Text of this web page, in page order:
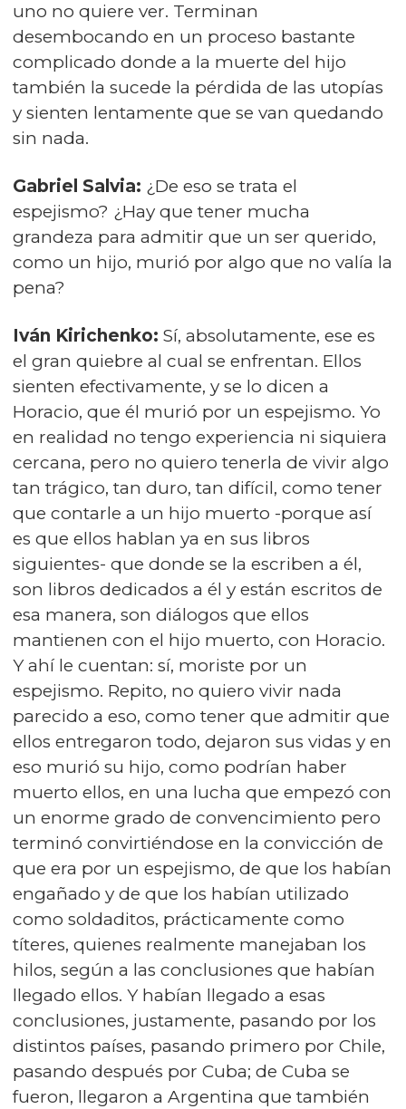
uno no quiere ver. Terminan
desembocando en un proceso bastante
complicado donde a la muerte del hijo
también la sucede la pérdida de las utopías
y sienten lentamente que se van quedando
sin nada.
Gabriel Salvia: ¿De eso se trata el
espejismo? ¿Hay que tener mucha
grandeza para admitir que un ser querido,
como un hijo, murió por algo que no valía la
pena?
Iván Kirichenko: Sí, absolutamente, ese es
el gran quiebre al cual se enfrentan. Ellos
sienten efectivamente, y se lo dicen a
Horacio, que él murió por un espejismo. Yo
en realidad no tengo experiencia ni siquiera
cercana, pero no quiero tenerla de vivir algo
tan trágico, tan duro, tan difícil, como tener
que contarle a un hijo muerto -porque así
es que ellos hablan ya en sus libros
siguientes- que donde se la escriben a él,
son libros dedicados a él y están escritos de
esa manera, son diálogos que ellos
mantienen con el hijo muerto, con Horacio.
Y ahí le cuentan: sí, moriste por un
espejismo. Repito, no quiero vivir nada
parecido a eso, como tener que admitir que
ellos entregaron todo, dejaron sus vidas y en
eso murió su hijo, como podrían haber
muerto ellos, en una lucha que empezó con
un enorme grado de convencimiento pero
terminó convirtiéndose en la convicción de
que era por un espejismo, de que los habían
engañado y de que los habían utilizado
como soldaditos, prácticamente como
títeres, quienes realmente manejaban los
hilos, según a las conclusiones que habían
llegado ellos. Y habían llegado a esas
conclusiones, justamente, pasando por los
distintos países, pasando primero por Chile,
pasando después por Cuba; de Cuba se
fueron, llegaron a Argentina que también